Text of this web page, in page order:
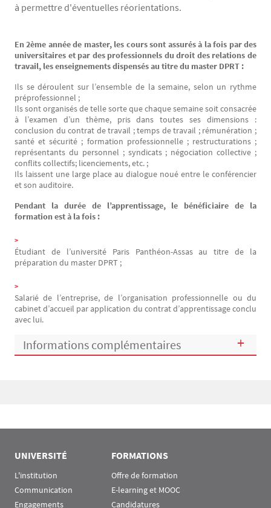
à permettre d'éventuelles réorientations.
En 2ème année de master, les cours sont assurés à la fois par des
universitaires et par des professionnels du droit des relations de
travail, les enseignements dispensés au titre du master DPRT :
Ils se déroulent sur l’ensemble de la semaine, selon un rythme
préprofessionnel ;
Ils sont organisés de telle sorte que chaque semaine soit consacrée
à l’examen d’un thème, pris dans toutes ses dimensions :
conclusion du contrat de travail ; temps de travail ; rémunération ;
santé et sécurité ; formation professionnelle ; restructurations ;
représentants du personnel ; syndicats ; négociation collective ;
conflits collectifs; licenciements, etc. ;
Ils laissent une large place au dialogue noué entre le conférencier
et son auditoire.
Pendant la durée de l’apprentissage, le bénéficiaire de la
formation est à la fois :
Étudiant de l’université Paris Panthéon-Assas au titre de la
préparation du master DPRT ;
Salarié de l’entreprise, de l’organisation professionnelle ou du
cabinet d’accueil par application du contrat d’apprentissage conclu
avec lui.
Informations complémentaires
UNIVERSITÉ
L'institution
Communication
Engagements
FORMATIONS
Offre de formation
E-learning et MOOC
Candidatures